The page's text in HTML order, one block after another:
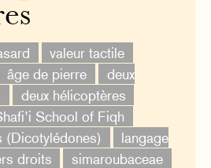
valeur tactile
âge de pierre
deux
deux hélicoptères
School of Fiqh
(Dicotylédones)
langage
droits
simaroubaceae